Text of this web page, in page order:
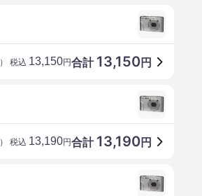
合計 13,150円
） 税込 13,150円
合計 13,190円
） 税込 13,190円